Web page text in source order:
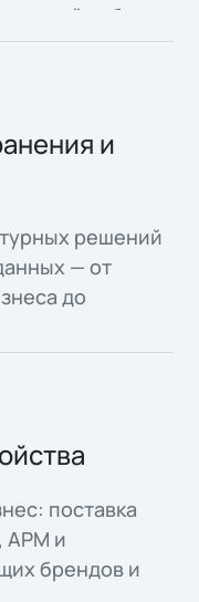
работы.
и
решений
— от
до
критически
поставка
АРМ и
брендов и